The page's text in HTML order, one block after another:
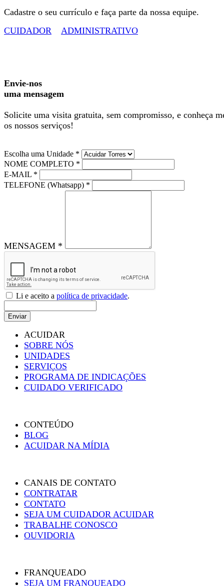
Cadastre o seu currículo e faça parte da nossa equipe.
CUIDADOR
ADMINISTRATIVO
Envie-nos
uma mensagem
Solicite uma visita gratuita, sem compromisso, e conheça
os nossos serviços!
Escolha uma Unidade *
NOME COMPLETO *
E-MAIL *
TELEFONE (Whatsapp) *
MENSAGEM *
Li e aceito a política de privacidade.
Enviar
ACUIDAR
SOBRE NÓS
UNIDADES
SERVIÇOS
PROGRAMA DE INDICAÇÕES
CUIDADO VERIFICADO
CONTEÚDO
BLOG
ACUIDAR NA MÍDIA
CANAIS DE CONTATO
CONTRATAR
CONTATO
SEJA UM CUIDADOR ACUIDAR
TRABALHE CONOSCO
OUVIDORIA
FRANQUEADO
SEJA UM FRANQUEADO